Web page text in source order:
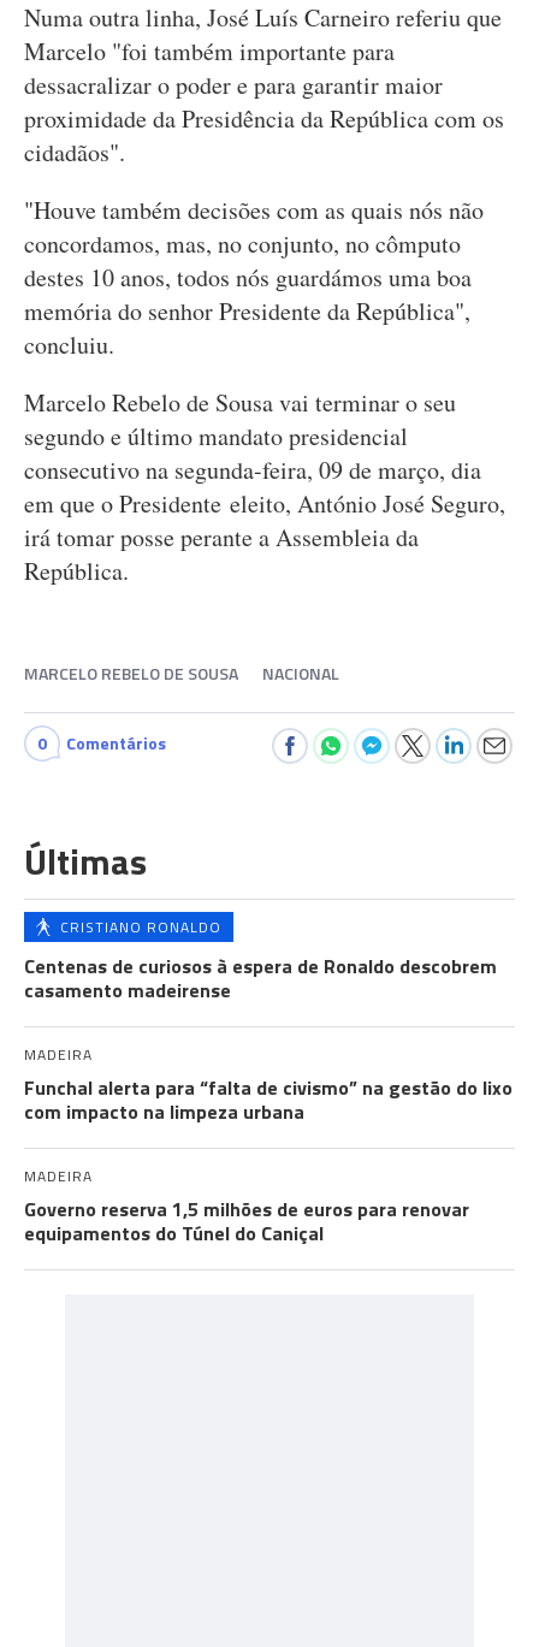
Numa outra linha, José Luís Carneiro referiu que
Marcelo "foi também importante para
dessacralizar o poder e para garantir maior
proximidade da Presidência da República com os
cidadãos".
"Houve também decisões com as quais nós não
concordamos, mas, no conjunto, no cômputo
destes 10 anos, todos nós guardámos uma boa
memória do senhor Presidente da República",
concluiu.
Marcelo Rebelo de Sousa vai terminar o seu
segundo e último mandato presidencial
consecutivo na segunda-feira, 09 de março, dia
em que o Presidente eleito, António José Seguro,
irá tomar posse perante a Assembleia da
República.
MARCELO REBELO DE SOUSA NACIONAL
0 Comentários
Últimas
CRISTIANO RONALDO
Centenas de curiosos à espera de Ronaldo descobrem
casamento madeirense
MADEIRA
Funchal alerta para “falta de civismo” na gestão do lixo
com impacto na limpeza urbana
MADEIRA
Governo reserva 1,5 milhões de euros para renovar
equipamentos do Túnel do Caniçal